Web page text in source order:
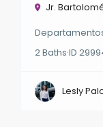
Jr.
2Baths·ID
Lesly